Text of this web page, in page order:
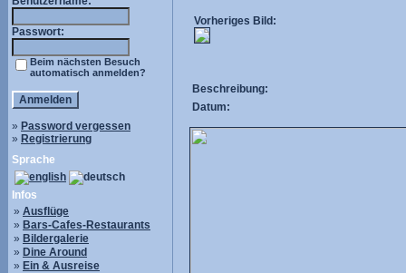
Passwort:
Beim nächsten Besuch
automatisch anmelden?
» Password vergessen
» Registrierung
Sprache
Infos
» Ausflüge
» Bars-Cafes-Restaurants
» Bildergalerie
» Dine Around
» Ein & Ausreise
Vorheriges Bild:
Beschreibung:
Datum: